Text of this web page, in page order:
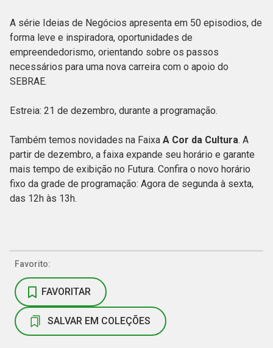
A série Ideias de Negócios apresenta em 50 episodios, de
forma leve e inspiradora, oportunidades de
empreendedorismo, orientando sobre os passos
necessários para uma nova carreira com o apoio do
SEBRAE.
Estreia: 21 de dezembro, durante a programação.
Também temos novidades na Faixa A Cor da Cultura. A
partir de dezembro, a faixa expande seu horário e garante
mais tempo de exibição no Futura. Confira o novo horário
fixo da grade de programação: Agora de segunda à sexta,
das 12h às 13h.
Favorito:
FAVORITAR
SALVAR EM COLEÇÕES